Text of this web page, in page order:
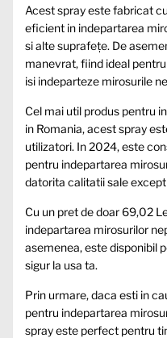
Acest spray este fabricat
eficient in indepartarea
si alte suprafețe. De
manevrat, fiind ideal
isi indeparteze mirosurile
Cel mai util produs pentru
in Romania, acest spray
utilizatori. In 2024, este
pentru indepartarea
datorita calitatii sale
Cu un pret de doar 69,02
indepartarea mirosurilor
asemenea, este disponibil
sigur la usa ta.
Prin urmare, daca esti in
pentru indepartarea
spray este perfect pentru